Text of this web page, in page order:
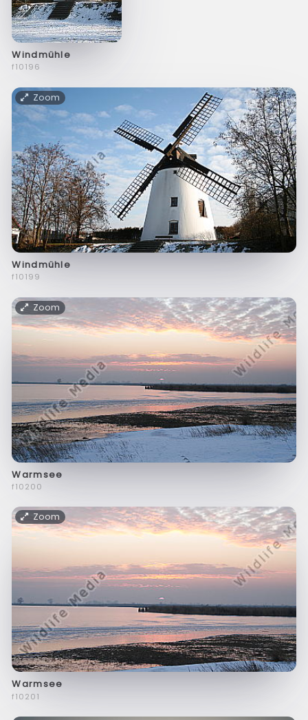
Windmühle
f10196
Zoom
Windmühle
f10199
Zoom
Warmsee
f10200
Zoom
Warmsee
f10201